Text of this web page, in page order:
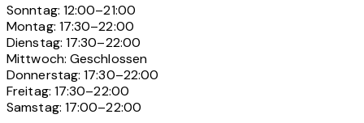
Sonntag: 12:00–21:00
Montag: 17:30–22:00
Dienstag: 17:30–22:00
Mittwoch: Geschlossen
Donnerstag: 17:30–22:00
Freitag: 17:30–22:00
Samstag: 17:00–22:00